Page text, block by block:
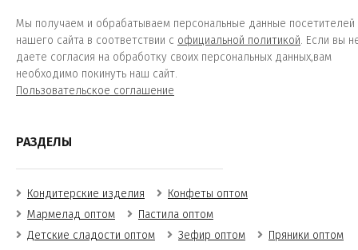
Мы получаем и обрабатываем персональные данные посетителей
нашего сайта в соответствии с официальной политикой. Если вы
даете согласия на обработку своих персональных данных,вам
необходимо покинуть наш сайт.
Пользовательское соглашение
РАЗДЕЛЫ
Кондитерские изделия
Конфеты оптом
Мармелад оптом
Пастила оптом
Детские сладости оптом
Зефир оптом Пряники оптом